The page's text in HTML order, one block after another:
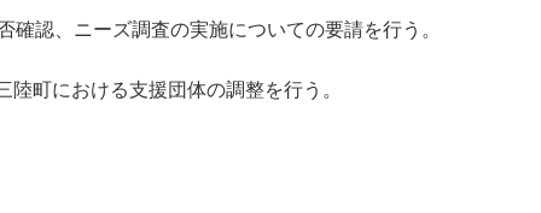
認、ニーズ調査の実施についての要請を行う。
町における支援団体の調整を行う。